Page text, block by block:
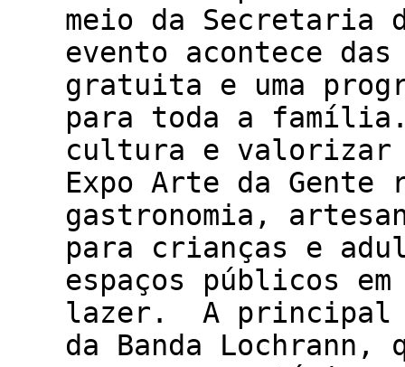
meio da Secretaria
evento acontece
gratuita e uma
para toda a
cultura e valorizar
Expo Arte da Gente
gastronomia,
para crianças e
espaços públicos
lazer. A principal
da Banda Lochrann,